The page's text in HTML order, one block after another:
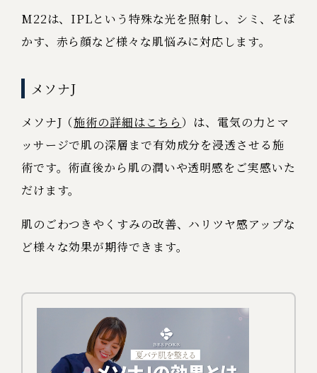
M22は、IPLという特殊な光を照射し、シミ、そば
かす、赤ら顔など様々な肌悩みに対応します。
メソナJ
メソナJ（施術の詳細はこちら）は、電気の力とマ
ッサージで肌の深層まで有効成分を浸透させる施
術です。術直後から肌の潤いや透明感をご実感いた
だけます。
肌のごわつきやくすみの改善、ハリツヤ感アップな
ど様々な効果が期待できます。